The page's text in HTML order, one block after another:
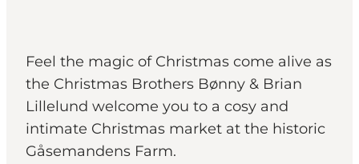
Feel the magic of Christmas come alive as
the Christmas Brothers Bønny & Brian
Lillelund welcome you to a cosy and
intimate Christmas market at the historic
Gåsemandens Farm.